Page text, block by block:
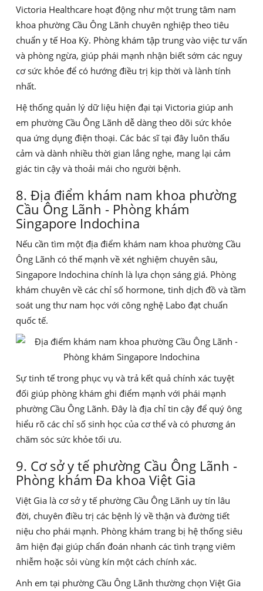
Victoria Healthcare hoạt động như một trung tâm nam
khoa phường Cầu Ông Lãnh chuyên nghiệp theo tiêu
chuẩn y tế Hoa Kỳ. Phòng khám tập trung vào việc tư vấn
và phòng ngừa, giúp phái mạnh nhận biết sớm các nguy
cơ sức khỏe để có hướng điều trị kịp thời và lành tính
nhất.
Hệ thống quản lý dữ liệu hiện đại tại Victoria giúp anh
em phường Cầu Ông Lãnh dễ dàng theo dõi sức khỏe
qua ứng dụng điện thoại. Các bác sĩ tại đây luôn thấu
cảm và dành nhiều thời gian lắng nghe, mang lại cảm
giác tin cậy và thoải mái cho người bệnh.
8. Địa điểm khám nam khoa phường
Cầu Ông Lãnh - Phòng khám
Singapore Indochina
Nếu cần tìm một địa điểm khám nam khoa phường Cầu
Ông Lãnh có thế mạnh về xét nghiệm chuyên sâu,
Singapore Indochina chính là lựa chọn sáng giá. Phòng
khám chuyên về các chỉ số hormone, tinh dịch đồ và tầm
soát ung thư nam học với công nghệ Labo đạt chuẩn
quốc tế.
Sự tinh tế trong phục vụ và trả kết quả chính xác tuyệt
đối giúp phòng khám ghi điểm mạnh với phái mạnh
phường Cầu Ông Lãnh. Đây là địa chỉ tin cậy để quý ông
hiểu rõ các chỉ số sinh học của cơ thể và có phương án
chăm sóc sức khỏe tối ưu.
9. Cơ sở y tế phường Cầu Ông Lãnh -
Phòng khám Đa khoa Việt Gia
Việt Gia là cơ sở y tế phường Cầu Ông Lãnh uy tín lâu
đời, chuyên điều trị các bệnh lý về thận và đường tiết
niệu cho phái mạnh. Phòng khám trang bị hệ thống siêu
âm hiện đại giúp chẩn đoán nhanh các tình trạng viêm
nhiễm hoặc sỏi vùng kín một cách chính xác.
Anh em tại phường Cầu Ông Lãnh thường chọn Việt Gia